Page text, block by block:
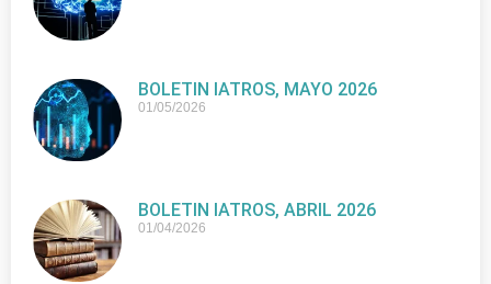
BOLETIN IATROS, MAYO 2026
01/05/2026
BOLETIN IATROS, ABRIL 2026
01/04/2026